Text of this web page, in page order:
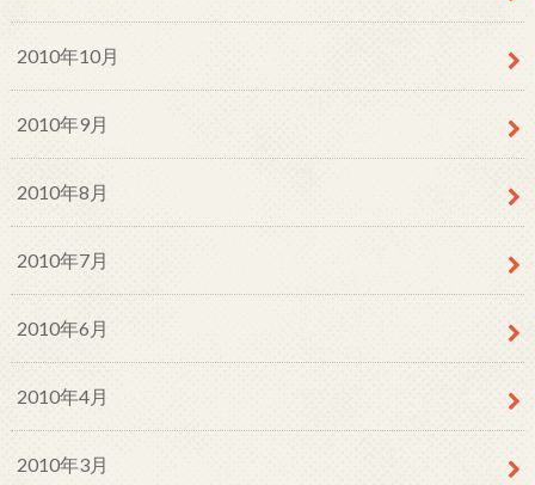
2010年10月
2010年9月
2010年8月
2010年7月
2010年6月
2010年4月
2010年3月